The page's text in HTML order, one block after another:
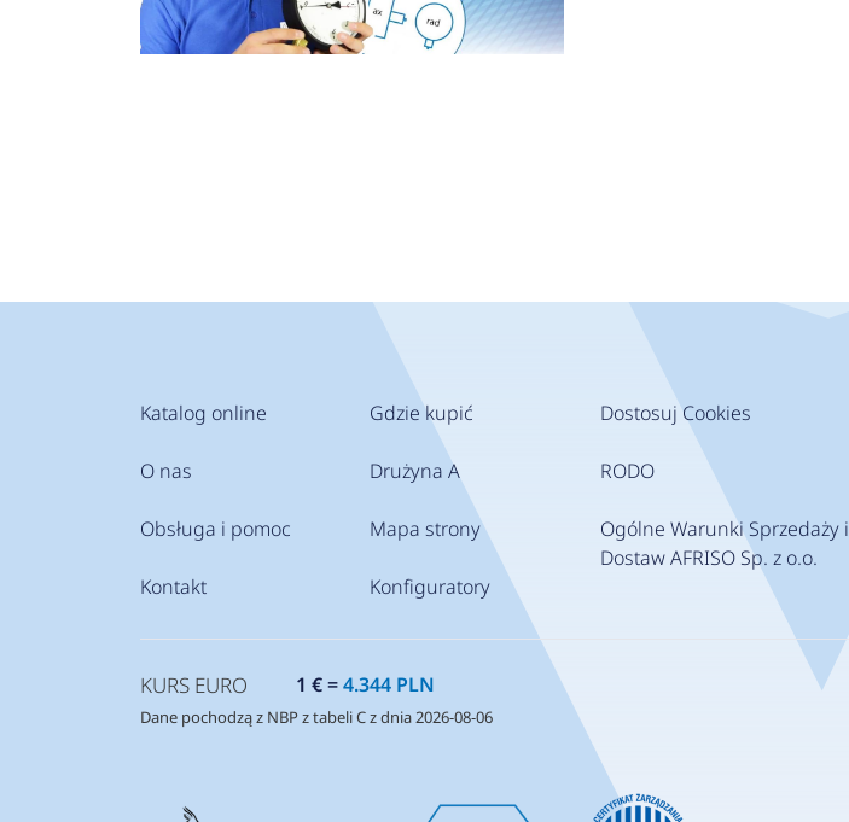
Katalog online
O nas
Obsługa i pomoc
Kontakt
Gdzie kupić
Drużyna A
Mapa strony
Konfiguratory
Dostosuj Cookies
RODO
Ogólne Warunki Sprzedaży i
Dostaw AFRISO Sp. z o.o.
KURS EURO 1 € =4.344 PLN
Dane pochodzą z NBP z tabeli C z dnia 2026-08-06